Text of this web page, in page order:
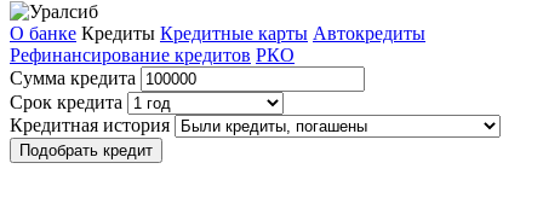
О банке Кредиты Кредитные карты Автокредиты
Рефинансирование кредитов РКО
Сумма кредита
Срок кредита
Кредитная история
Подобрать кредит